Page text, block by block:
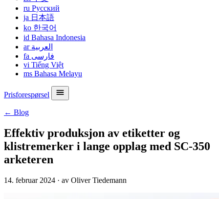
ru Русский
ja 日本語
ko 한국어
id Bahasa Indonesia
ar العربية
fa فارسی
vi Tiếng Việt
ms Bahasa Melayu
Prisforespørsel
← Blog
Effektiv produksjon av etiketter og
klistremerker i lange opplag med SC-350
arketeren
14. februar 2024 · av Oliver Tiedemann